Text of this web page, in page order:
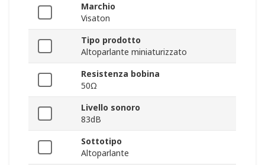
Marchio
Visaton
Tipo prodotto
Altoparlante miniaturizzato
Resistenza bobina
50Ω
Livello sonoro
83dB
Sottotipo
Altoparlante